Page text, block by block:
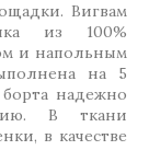
Вигвам
из 100%
и напольным
на 5
надежно
В ткани
в качестве